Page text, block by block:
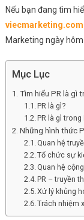
Nếu bạn đang tìm
viecmarketing.com
Marketing ngày hôm
Mục Lục
Tìm hiểu PR là gì
PR là gì?
PR là gì
Những hình thức
Quan hệ
Tổ chức sự
Quan hệ
PR – truyền
Xử lý khủng
Trách nhiệm